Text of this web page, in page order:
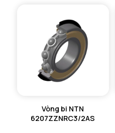
Vòng bi NTN
6207ZZNRC3/2AS